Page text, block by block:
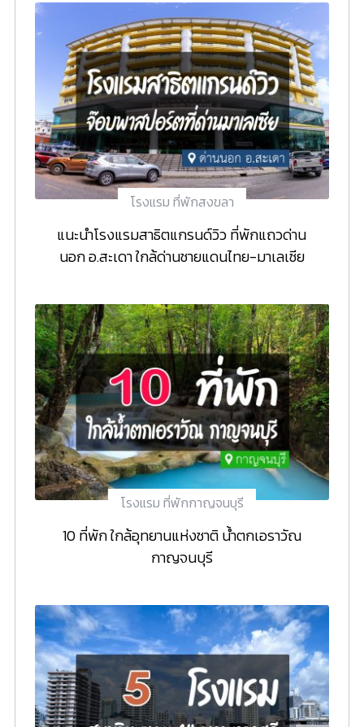
โรงแรม ที่พักสงขลา
แนะนำโรงแรมสาธิตแกรนด์วิว ที่พักแถวด่าน
นอก อ.สะเดา ใกล้ด่านชายแดนไทย-มาเลเซีย
โรงแรม ที่พักกาญจนบุรี
10 ที่พัก ใกล้อุทยานแห่งชาติ น้ำตกเอราวัณ
กาญจนบุรี